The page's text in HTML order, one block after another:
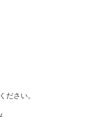
ださい。